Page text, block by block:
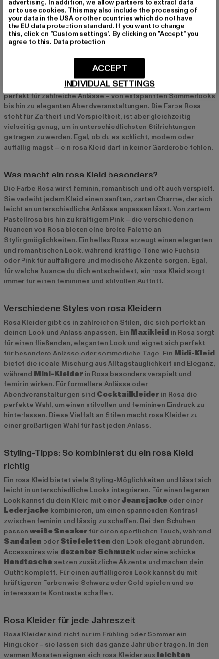
Rosa Kleider – Der feminine Klassiker für jeden
Sie strahlen Romantik und Leichtigkeit aus und eignen sich
perfekt für zahlreiche Anlässe – von entspannten Sommerlooks
bis hin zu eleganten Abendveranstaltungen. Die Farbe Rosa
steht für Zartheit und Verspieltheit, ist aber gleichzeitig
vielseitig genug, um in unterschiedlichsten Stilrichtungen
getragen zu werden. Egal, ob du es schlicht, modern oder
auffällig magst – ein rosa Kleid darf in keiner Garderobe fehlen.
Was macht ein rosa Kleid besonders?
Die Farbe Rosa wirkt feminin, romantisch und oft auch verspielt.
Sie verleiht jedem Kleid einen sanften, zarten Charme, der sich
leicht an unterschiedliche Anlässe anpassen lässt. Von zartem
Pastellrosa bis hin zu kräftigem Pink – die verschiedenen
Nuancen von Rosa bieten eine breite Palette an
Stylingmöglichkeiten. Ein helles Rosa erzeugt einen eleganten
und romantischen Look, während kräftige Töne wie Fuchsia
oder Pink für auffälligere und modische Akzente sorgen. Egal,
für welche Nuance du dich entscheidest, ein rosa Kleid sorgt
immer für einen femininen und stilvollen Auftritt.
Verschiedene Styles von rosa Kleidern
Rosa Kleider gibt es in zahlreichen Stilen, die sich perfekt an
deinen Look und Anlass anpassen. Ein Maxikleid in Rosa sorgt
für einen fließenden, eleganten Look und eignet sich perfekt
für besondere Anlässe oder sommerliche Tage. Ein Midi-Kleid
bietet die ideale Mischung aus Alltagstauglichkeit und Eleganz,
während Mini-Kleider in Rosa besonders verspielt und
feminin wirken. Für formellere Anlässe oder
Abendveranstaltungen sind Cocktailkleider in Rosa die
perfekte Wahl, um einen stilvollen und femininen Eindruck zu
hinterlassen. Diese Vielfalt an Stilen macht rosa Kleider zu
einer großartigen Wahl für fast jeden Anlass.
Styling-Tipps: So kombinierst du ein rosa Kleid
richtig
Ein rosa Kleid bietet viele Styling-Möglichkeiten und lässt sich
leicht in unterschiedliche Looks integrieren. Für einen legeren
Look kannst du dein Kleid mit einer Jeansjacke oder einer
Lederjacke kombinieren, um einen spannenden Kontrast
zwischen feminin und lässig zu schaffen. Bei den Schuhen
passen weiße Sneaker für einen sportlichen Touch, während
Sandalen oder Stiefeletten den Look elegant abrunden.
Accessoires wie dezenter Schmuck oder eine schicke
Handtasche setzen zusätzliche Akzente und machen dein
Outfit komplett. Für einen auffälligeren Look kannst du mit
kräftigeren Farben wie Schwarz oder Gold spielen und so
interessante Kontraste schaffen.
Rosa Kleider für jede Jahreszeit
Rosa Kleider sind nicht nur im Frühling oder Sommer ein
Hingucker – sie lassen sich das ganze Jahr über tragen. In den
warmen Monaten eignen sich rosa Kleider aus leichten
advertising. In addition, we allow partners to extract data
or to use cookies. This may also include the processing of
your data in the USA or other countries which do not have
the EU data protection standard. If you want to change
this, click on "Custom settings". By clicking on "Accept" you
agree to this. Data protection
INDIVIDUAL SETTINGS
ACCEPT